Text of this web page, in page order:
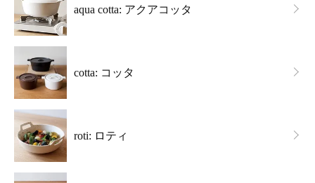
aqua cotta: アクアコッタ
cotta: コッタ
roti: ロティ